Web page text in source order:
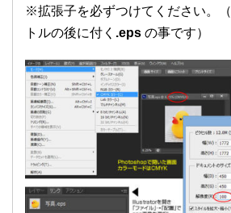
※拡張子を必ずつけてください。
トルの後に付く .eps の事です）